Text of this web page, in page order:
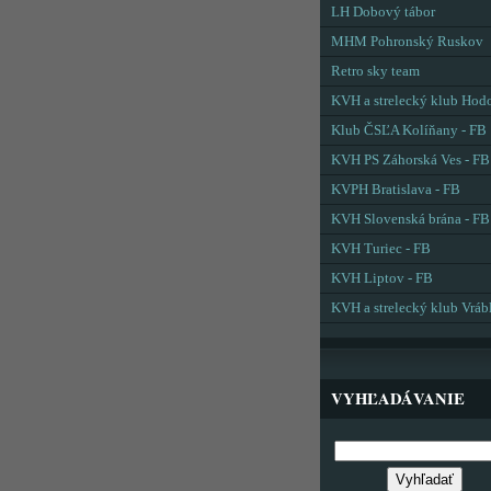
LH Dobový tábor
MHM Pohronský Ruskov
Retro sky team
KVH a strelecký klub
Klub ČSĽA Kolíňany - FB
KVH PS Záhorská Ves - FB
KVPH Bratislava - FB
KVH Slovenská brána - FB
KVH Turiec - FB
KVH Liptov - FB
KVH a strelecký klub
VYHĽADÁVANIE